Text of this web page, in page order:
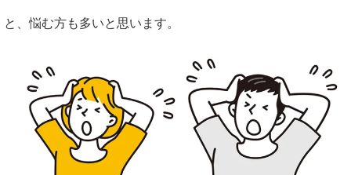
と、悩む方も多いと思います。